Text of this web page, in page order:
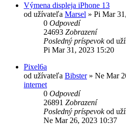
Výmena displeja iPhone 13
od užívateľa Marsel » Pi Mar
0 Odpovedí
24693 Zobrazení
Posledný príspevokod
Pi Mar 31, 2023 15:20
Pixel6a
od užívateľa Bibster» Ne Mar
internet
0 Odpovedí
26891 Zobrazení
Posledný príspevokod
Ne Mar 26, 2023 10:37